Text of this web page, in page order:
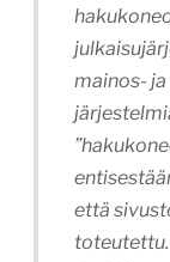
mainos-
että